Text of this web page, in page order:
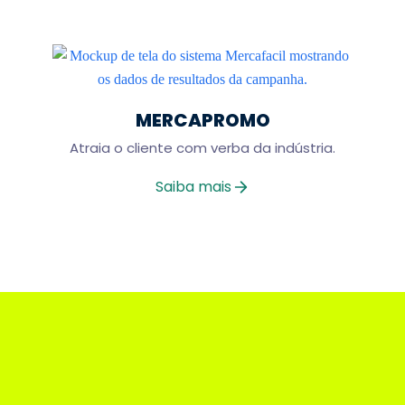
MERCAPROMO
Atraia o cliente com verba da indústria.
Saiba mais